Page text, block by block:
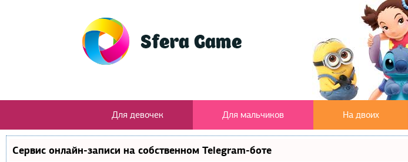
Для девочек Для мальчиков На двоих
Сервис онлайн-записи на собственном Telegram-боте